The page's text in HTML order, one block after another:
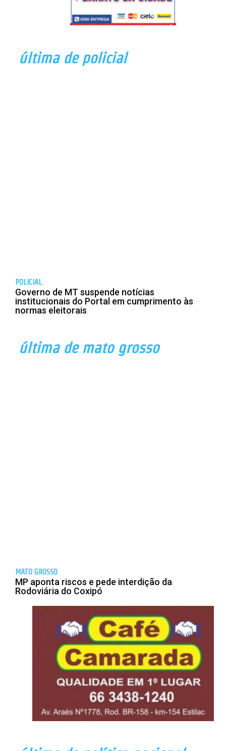
última de policial
POLICIAL
Governo de MT suspende notícias
institucionais do Portal em cumprimento às
normas eleitorais
última de mato grosso
MATO GROSSO
MP aponta riscos e pede interdição da
Rodoviária do Coxipó